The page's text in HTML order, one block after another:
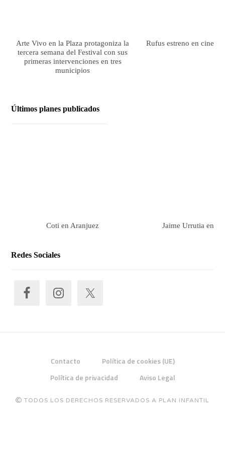
Arte Vivo en la Plaza protagoniza la
tercera semana del Festival con sus
primeras intervenciones en tres
municipios
Rufus estreno en cines
Últimos planes publicados
Coti en Aranjuez Jaime Urrutia en
Redes Sociales
Contacto
Política de cookies (UE)
Política de privacidad
Aviso Legal
TODOS LOS DERECHOS RESERVADOS A PLAN INFANTIL